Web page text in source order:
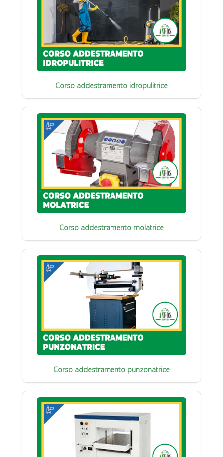
Corso addestramento idropulitrice
Corso addestramento molatrice
Corso addestramento punzonatrice